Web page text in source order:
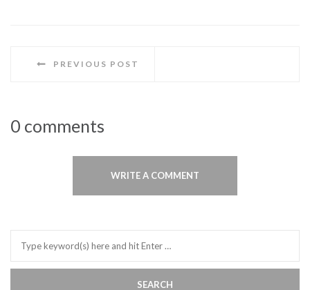
PREVIOUS POST
0 comments
WRITE A COMMENT